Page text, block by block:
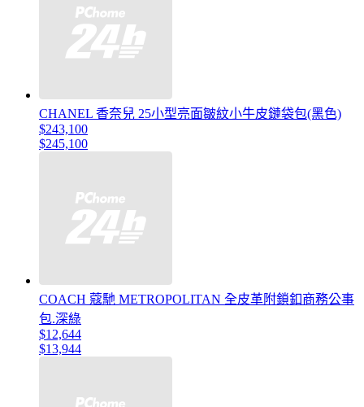
CHANEL 香奈兒 25小型亮面皺紋小牛皮鏈袋包(黑色)
$243,100
$245,100
COACH 蔻馳 METROPOLITAN 全皮革附鎖釦商務公事
包.深綠
$12,644
$13,944